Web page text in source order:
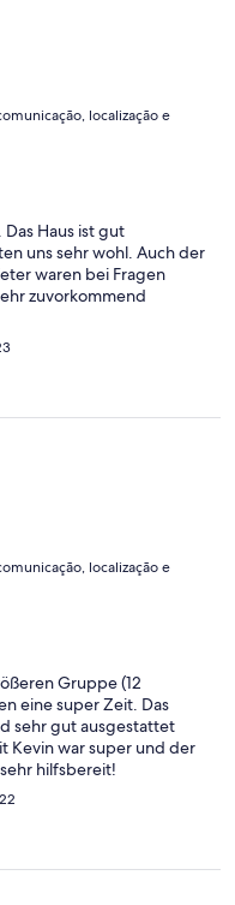
localização e
Haus ist gut
uns sehr wohl. Auch der
waren bei Fragen
zuvorkommend
localização e
Gruppe (12
eine super Zeit. Das
sehr gut ausgestattet
Kevin war super und der
hilfsbereit!